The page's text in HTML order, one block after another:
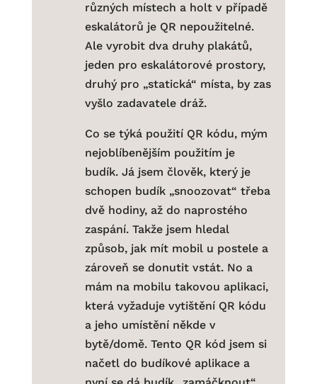
různých místech a holt v případě
eskalátorů je QR nepoužitelné.
Ale vyrobit dva druhy plakátů,
jeden pro eskalátorové prostory,
druhý pro „statická“ místa, by zas
vyšlo zadavatele dráž.
Co se týká použití QR kódu, mým
nejoblíbenějším použitím je
budík. Já jsem člověk, který je
schopen budík „snoozovat“ třeba
dvě hodiny, až do naprostého
zaspání. Takže jsem hledal
způsob, jak mít mobil u postele a
zároveň se donutit vstát. No a
mám na mobilu takovou aplikaci,
která vyžaduje vytištění QR kódu
a jeho umístění někde v
bytě/domě. Tento QR kód jsem si
načetl do budíkové aplikace a